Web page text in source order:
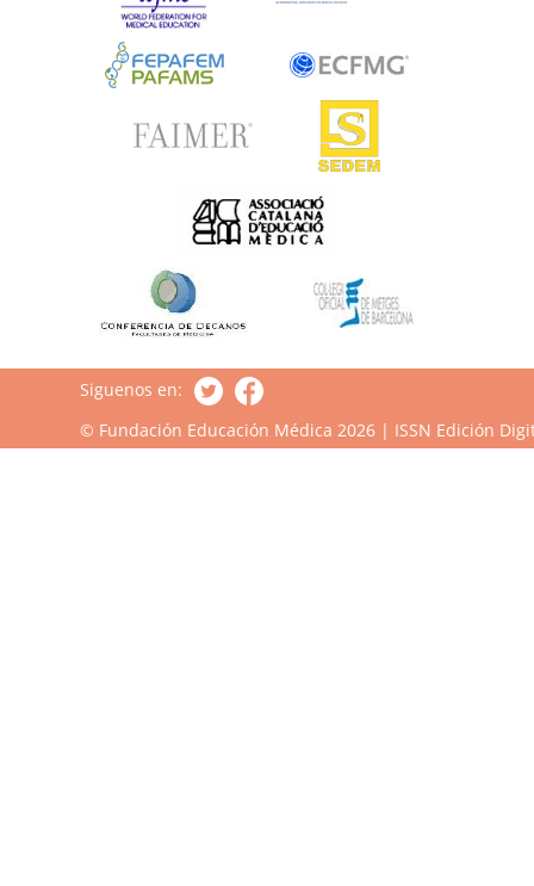
Siguenos en:
© Fundación Educación Médica 2026 | ISSN Edición